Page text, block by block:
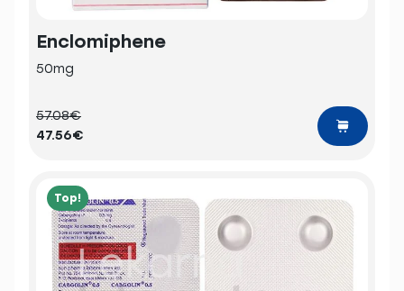
Enclomiphene
50mg
57.08€
47.56€
Top!